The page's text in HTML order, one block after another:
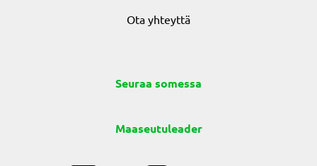
Ota yhteyttä
Seuraa somessa
Maaseutuleader